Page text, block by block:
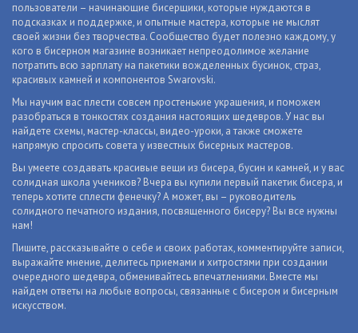
пользователи – начинающие бисерщики, которые нуждаются в
подсказках и поддержке, и опытные мастера, которые не мыслят
своей жизни без творчества. Сообщество будет полезно каждому, у
кого в бисерном магазине возникает непреодолимое желание
потратить всю зарплату на пакетики вожделенных бусинок, страз,
красивых камней и компонентов Swarovski.
Мы научим вас плести совсем простенькие украшения, и поможем
разобраться в тонкостях создания настоящих шедевров. У нас вы
найдете схемы, мастер-классы, видео-уроки, а также сможете
напрямую спросить совета у известных бисерных мастеров.
Вы умеете создавать красивые вещи из бисера, бусин и камней, и у вас
солидная школа учеников? Вчера вы купили первый пакетик бисера, и
теперь хотите сплести фенечку? А может, вы – руководитель
солидного печатного издания, посвященного бисеру? Вы все нужны
нам!
Пишите, рассказывайте о себе и своих работах, комментируйте записи,
выражайте мнение, делитесь приемами и хитростями при создании
очередного шедевра, обменивайтесь впечатлениями. Вместе мы
найдем ответы на любые вопросы, связанные с бисером и бисерным
искусством.